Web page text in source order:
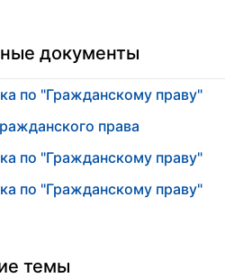
документы
по "Гражданскому праву"
права
по "Гражданскому праву"
по "Гражданскому праву"
темы